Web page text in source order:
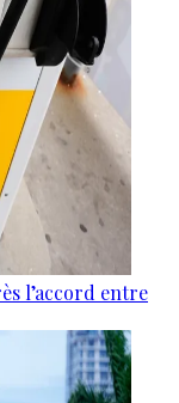
l’accord entre